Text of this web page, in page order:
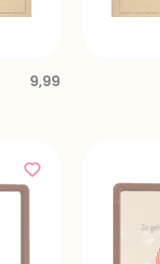
9,99